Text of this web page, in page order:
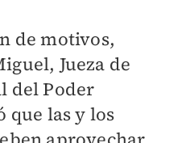
de motivos,
Jueza de
del Poder
que las y los